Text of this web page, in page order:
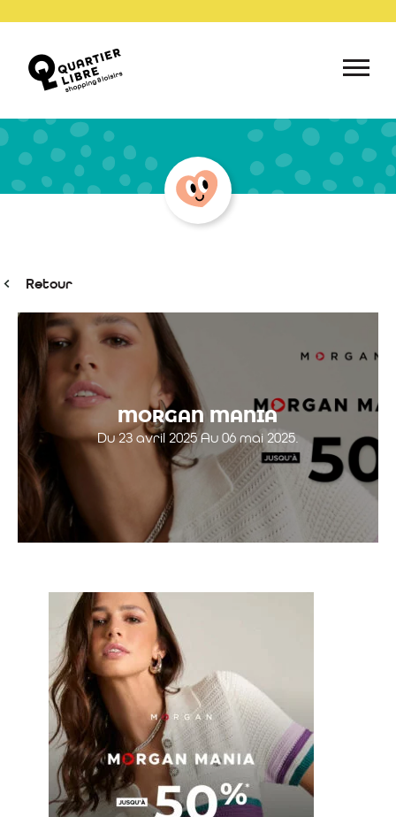
Retour
MORGAN MANIA
Du 23 avril 2025 Au 06 mai 2025.